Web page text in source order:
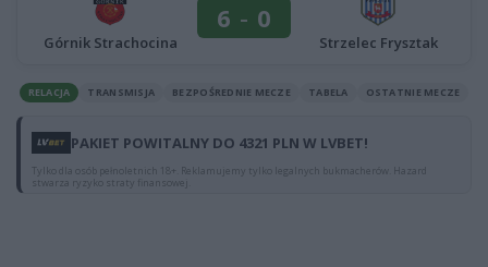
Górnik Strachocina
6 - 0
Strzelec Frysztak
RELACJA TRANSMISJA BEZPOŚREDNIE MECZE TABELA OSTATNIE MECZE
PAKIET POWITALNY DO 4321 PLN W LVBET!
Tylko dla osób pełnoletnich 18+. Reklamujemy tylko legalnych bukmacherów. Hazard
stwarza ryzyko straty finansowej.